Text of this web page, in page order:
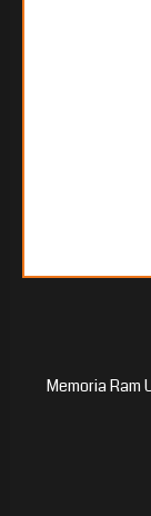
Memoria Ram